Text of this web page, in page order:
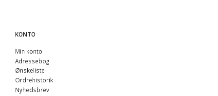
KONTO
Min konto
Adressebog
Ønskeliste
Ordrehistorik
Nyhedsbrev